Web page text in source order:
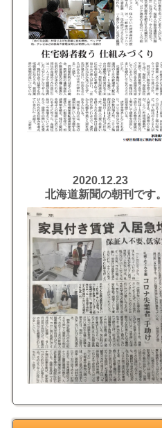
2020.12.23
北海道新聞の朝刊です。